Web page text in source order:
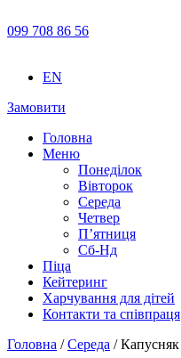
099 708 86 56
EN
Замовити
Головна
Меню
Понеділок
Вівторок
Середа
Четвер
П’ятниця
Сб-Нд
Піца
Кейтеринг
Харчування для дітей
Контакти та співпраця
Головна /Середа / Капусняк